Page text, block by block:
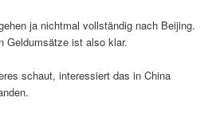
ja nichtmal vollständig nach Beijing.
Geldumsätze ist also klar.
schaut, interessiert das in China